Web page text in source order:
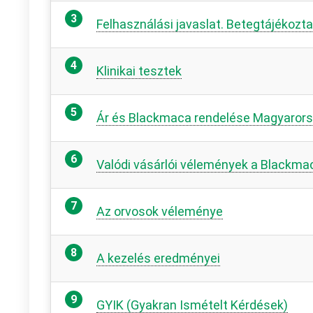
Felhasználási javaslat.
Klinikai tesztek
Ár és Blackmaca rendelése
Valódi vásárlói vélemények a
Az orvosok véleménye
A kezelés eredményei
GYIK (Gyakran Ismételt Kérdések)